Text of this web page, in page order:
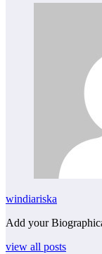
windiariska
Add your
view all posts